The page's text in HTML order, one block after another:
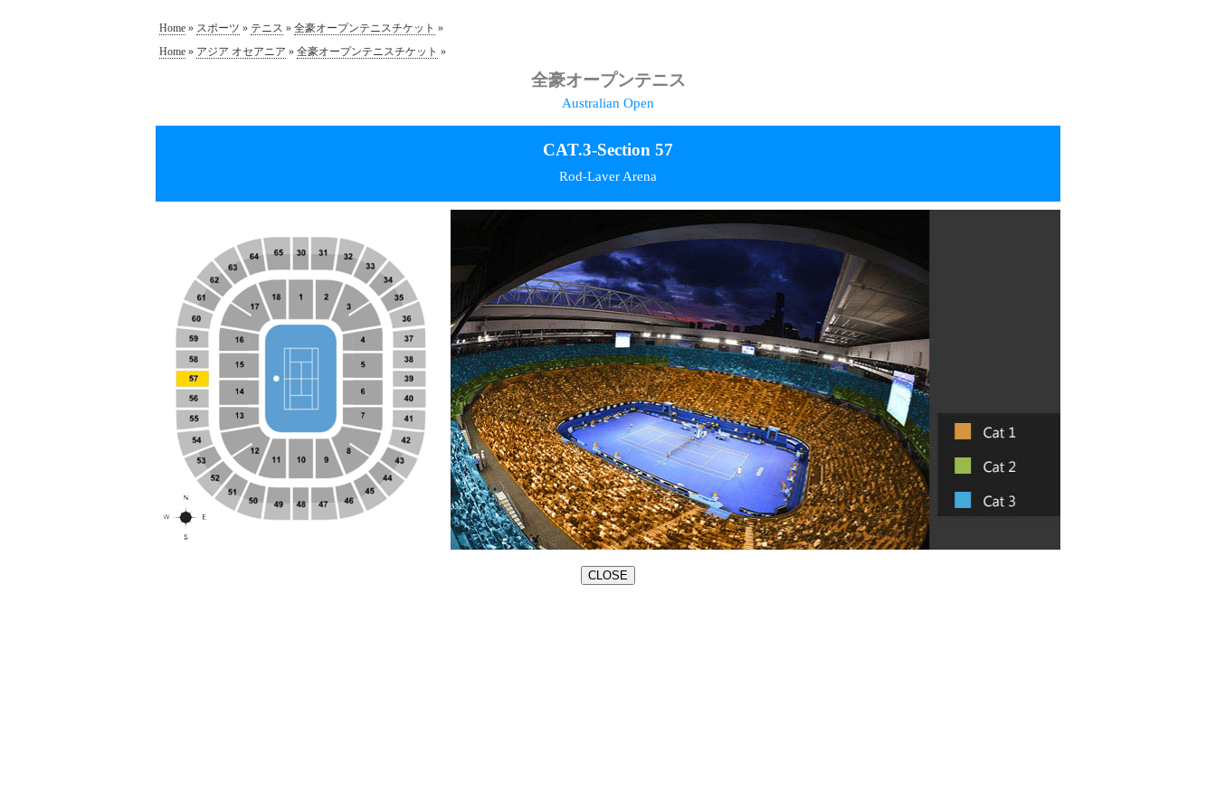
Home » スポーツ » テニス » 全豪オープンテニスチケット »
Home » アジア オセアニア » 全豪オープンテニスチケット »
全豪オープンテニス
Australian Open
CAT.3-Section 57
Rod-Laver Arena